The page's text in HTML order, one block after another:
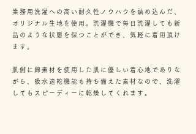
業務用洗濯への高い耐久性ノウハウを詰め込んだ、
オリジナル生地を使用。洗濯機で毎日洗濯しても新
品のような状態を保つことができ、気軽に着用頂け
ます。
肌側に綿素材を使用した肌に優しい着心地でありな
がら、吸水速乾機能も持ち備えた素材なので、洗濯
してもスピーディーに乾燥してくれます。